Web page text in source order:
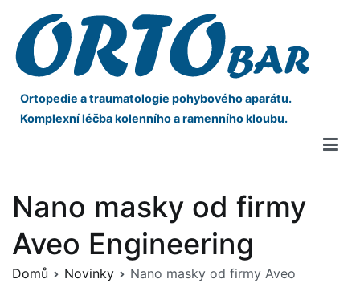
Ortopedie a traumatologie pohybového aparátu.
Komplexní léčba kolenního a ramenního kloubu.
Nano masky od firmy
Aveo Engineering
Domů Novinky
Nano masky od firmy Aveo